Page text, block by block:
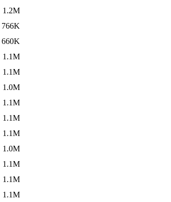
1.2M
766K
660K
1.1M
1.1M
1.0M
1.1M
1.1M
1.1M
1.0M
1.1M
1.1M
1.1M